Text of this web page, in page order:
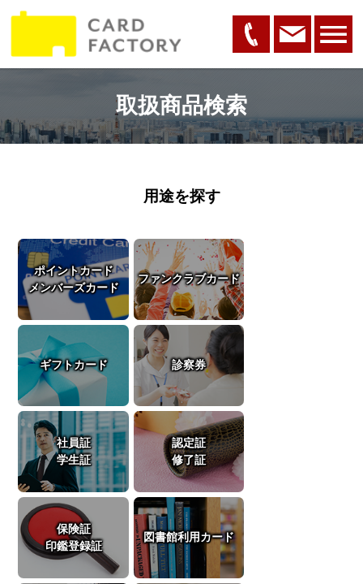
取扱商品検索
用途を探す
ポイントカード
メンバーズカード
ファンクラブカード
ギフトカード 診察券
社員証
学生証
認定証
修了証
保険証
印鑑登録証
図書館利用カード